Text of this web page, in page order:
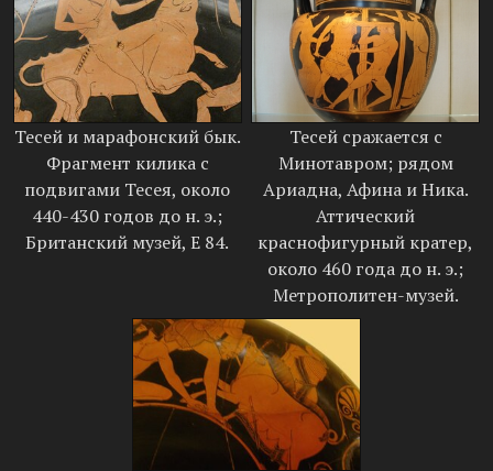
Тесей и марафонский бык.
Фрагмент килика с
подвигами Тесея, около
440-430 годов до н. э.;
Британский музей, E 84.
Тесей сражается с
Минотавром; рядом
Ариадна, Афина и Ника.
Аттический
краснофигурный кратер,
около 460 года до н. э.;
Метрополитен-музей.